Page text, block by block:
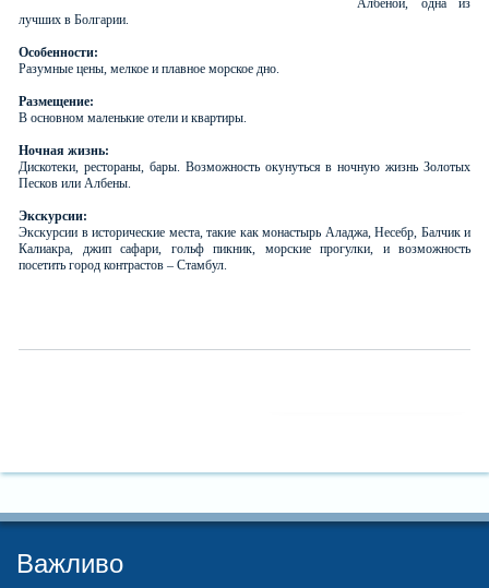
Албеной, одна из
лучших в Болгарии.
Особенности:
Разумные цены, мелкое и плавное морское дно.
Размещение:
В основном маленькие отели и квартиры.
Ночная жизнь:
Дискотеки, рестораны, бары. Возможность окунуться в ночную жизнь Золотых
Песков или Албены.
Экскурсии:
Экскурсии в исторические места, такие как монастырь Аладжа, Несебр, Балчик и
Калиакра, джип сафари, гольф пикник, морские прогулки, и возможность
посетить город контрастов – Стамбул.
Важливо